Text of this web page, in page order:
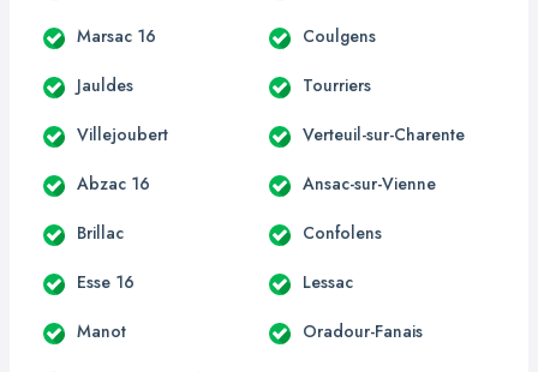
Marsac 16 Coulgens
Jauldes Tourriers
Villejoubert Verteuil-sur-Charente
Abzac 16 Ansac-sur-Vienne
Brillac Confolens
Esse 16 Lessac
Manot Oradour-Fanais